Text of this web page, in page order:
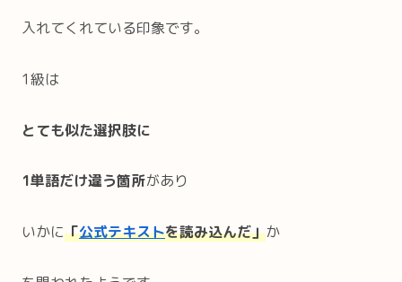
入れてくれている印象です。
1級は
とても似た選択肢に
1単語だけ違う箇所があり
いかに「公式テキストを読み込んだ」か